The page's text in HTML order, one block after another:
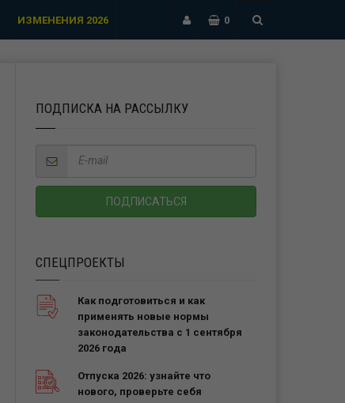
ИЗМЕНЕНИЯ 2026 0
ПОДПИСКА НА РАССЫЛКУ
СПЕЦПРОЕКТЫ
Как подготовиться и как
применять новые нормы
законодательства с 1 сентября
2026 года
Отпуска 2026: узнайте что
нового, проверьте себя